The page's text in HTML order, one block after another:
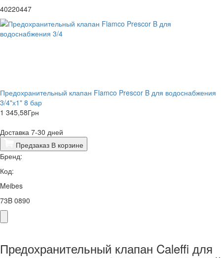
40220447
Предохранительный клапан Flamco Prescor B для водоснабжения
3/4"х1" 8 бар
1 345,58Грн
Доставка 7-30 дней
Предзаказ В корзине
Бренд:
Код:
Meibes
73B 0890
Предохранительный клапан Caleffi для